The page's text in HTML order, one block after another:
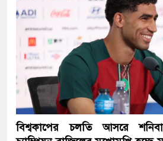
বিশ্বকাপের চলতি আসরে